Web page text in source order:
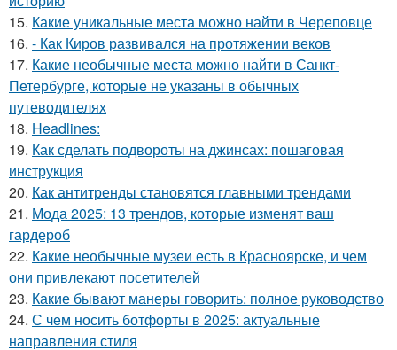
15. Какие уникальные места можно найти в Череповце
16. - Как Киров развивался на протяжении веков
17. Какие необычные места можно найти в Санкт-
Петербурге, которые не указаны в обычных
путеводителях
18. Headlines:
19. Как сделать подвороты на джинсах: пошаговая
инструкция
20. Как антитренды становятся главными трендами
21. Мода 2025: 13 трендов, которые изменят ваш
гардероб
22. Какие необычные музеи есть в Красноярске, и чем
они привлекают посетителей
23. Какие бывают манеры говорить: полное руководство
24. С чем носить ботфорты в 2025: актуальные
направления стиля